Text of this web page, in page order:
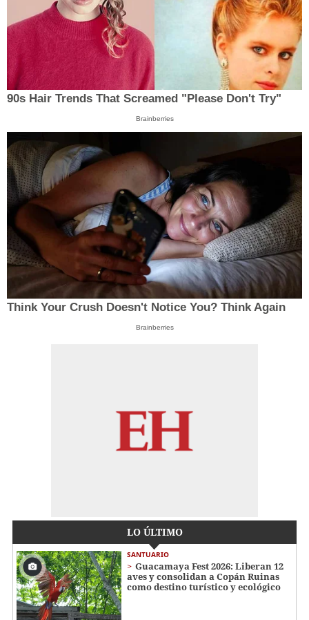
90s Hair Trends That Screamed "Please Don't Try"
Brainberries
Think Your Crush Doesn't Notice You? Think Again
Brainberries
LO ÚLTIMO
SANTUARIO
Guacamaya Fest 2026: Liberan 12
aves y consolidan a Copán Ruinas
como destino turístico y ecológico